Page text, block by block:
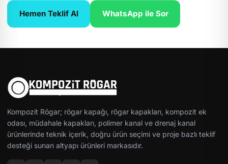
Hemen Teklif Al WhatsApp ile Sor
Kompozit Rögar; rögar kapağı, rögar kapakları, kompozit ek
odası, müdahale kapakları, polimer kanal ve drenaj kanal
ürünlerinde teknik içerik, doğru ürün seçimi ve proje bazlı teklif
desteği sunan altyapı ürünleri markasıdır.